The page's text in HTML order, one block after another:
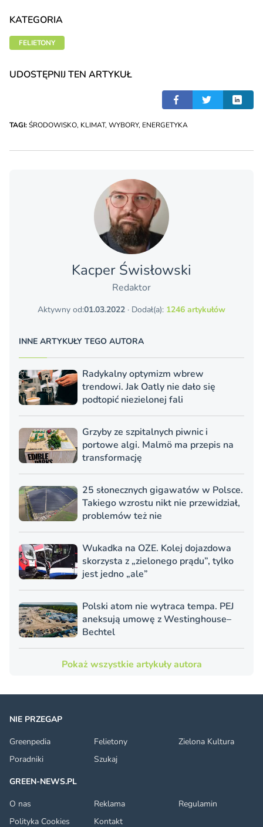
KATEGORIA
FELIETONY
UDOSTĘPNIJ TEN ARTYKUŁ
TAGI:ŚRODOWISKO, KLIMAT, WYBORY, ENERGETYKA
Kacper Świsło­wski
Redaktor
Aktywny od:01.03.2022 · Dodał(a): 1246 artykułów
INNE ARTYKUŁY TEGO AUTORA
Radykalny optymizm wbrew
trendowi. Jak Oatly nie dało się
podtopić niezielonej fali
Grzyby ze szpitalnych piwnic i
portowe algi. Malmö ma przepis na
transformację
25 słonecznych gigawatów w Polsce.
Takiego wzrostu nikt nie przewidział,
problemów też nie
Wukadka na OZE. Kolej dojazdowa
skorzysta z „zielonego prądu”, tylko
jest jedno „ale”
Polski atom nie wytraca tempa. PEJ
aneksują umowę z Westinghouse–
Bechtel
Pokaż wszystkie artykuły autora
NIE PRZEGAP
Greenpedia
Felietony
Zielona Kultura
Poradniki
Szukaj
GREEN-NEWS.PL
O nas
Reklama
Regulamin
Polityka Cookies
Kontakt